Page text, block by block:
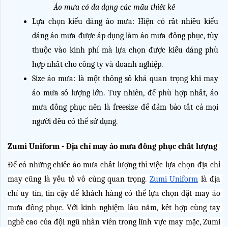
Áo mưa có đa dạng các mẫu thiết kế
Lựa chọn kiểu dáng áo mưa: Hiện có rất nhiều kiểu
dáng áo mưa được áp dụng làm áo mưa đồng phục, tùy
thuộc vào kinh phí mà lựa chọn được kiểu dáng phù
hợp nhất cho công ty và doanh nghiệp.
Size áo mưa: là một thông số khá quan trọng khi may
áo mưa số lượng lớn. Tuy nhiên, để phù hợp nhất, áo
mưa đồng phục nên là freesize để đảm bảo tất cả mọi
người đều có thể sử dụng.
Zumi Uniform - Địa chỉ may áo mưa đồng phục chất lượng
Để có những chiếc áo mưa chất lượng thì việc lựa chọn địa chỉ
may cũng là yếu tố vô cùng quan trọng. Zumi Uniform là địa
chỉ uy tín, tin cậy để khách hàng có thể lựa chọn đặt may áo
mưa đồng phục. Với kinh nghiệm lâu năm, kết hợp cùng tay
nghề cao của đội ngũ nhân viên trong lĩnh vực may mặc, Zumi